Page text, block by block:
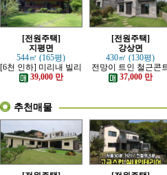
[전원주택]
지평면
544㎡ (165평)
[6천 인하] 미리내 빌리
지에 위치한 전원주택
39,000 만
[전원주택]
강상면
430㎡ (130평)
전망이 트인 철근콘
리트 신축 주택
37,000 만
추천매물